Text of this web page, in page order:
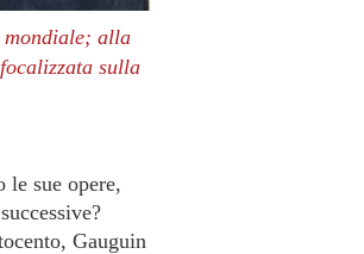
alla
sulla
le sue opere,
Gauguin